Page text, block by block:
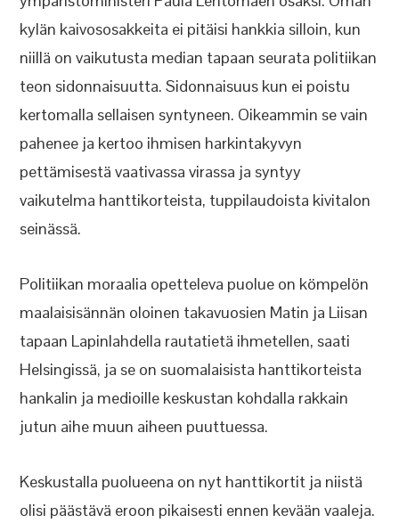
kylän kaivososakkeita ei pitäisi hankkia silloin, kun
niillä on vaikutusta median tapaan seurata politiikan
teon sidonnaisuutta. Sidonnaisuus kun ei poistu
kertomalla sellaisen syntyneen. Oikeammin se vain
pahenee ja kertoo ihmisen harkintakyvyn
pettämisestä vaativassa virassa ja syntyy
vaikutelma hanttikorteista, tuppilaudoista kivitalon
seinässä.
Politiikan moraalia opetteleva puolue on kömpelön
maalaisisännän oloinen takavuosien Matin ja Liisan
tapaan Lapinlahdella rautatietä ihmetellen, saati
Helsingissä, ja se on suomalaisista hanttikorteista
hankalin ja medioille keskustan kohdalla rakkain
jutun aihe muun aiheen puuttuessa.
Keskustalla puolueena on nyt hanttikortit ja niistä
olisi päästävä eroon pikaisesti ennen kevään vaaleja.